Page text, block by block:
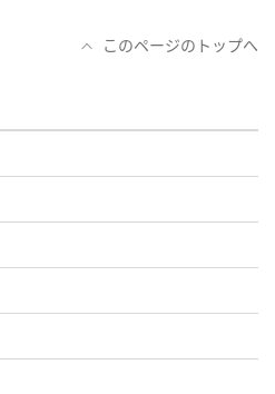
このページのトップへ